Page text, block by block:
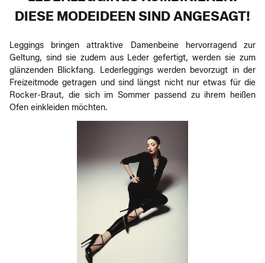
DIESE MODEIDEEN SIND ANGESAGT!
Leggings bringen attraktive Damenbeine hervorragend zur
Geltung, sind sie zudem aus Leder gefertigt, werden sie zum
glänzenden Blickfang. Lederleggings werden bevorzugt in der
Freizeitmode getragen und sind längst nicht nur etwas für die
Rocker-Braut, die sich im Sommer passend zu ihrem heißen
Ofen einkleiden möchten.